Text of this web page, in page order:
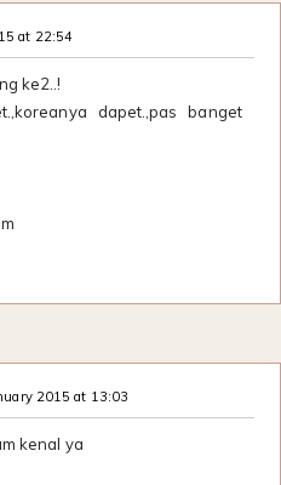
at 22:54
ke2..!
dapet.,pas banget
2015 at 13:03
kenal ya